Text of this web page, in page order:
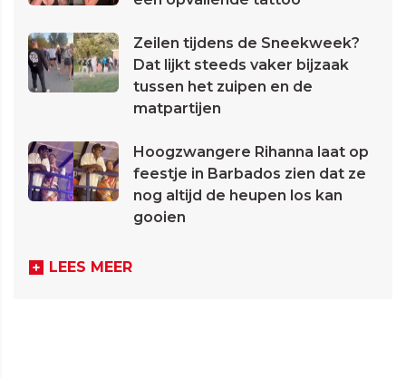
Zeilen tijdens de Sneekweek?
Dat lijkt steeds vaker bijzaak
tussen het zuipen en de
matpartijen
Hoogzwangere Rihanna laat op
feestje in Barbados zien dat ze
nog altijd de heupen los kan
gooien
LEES MEER